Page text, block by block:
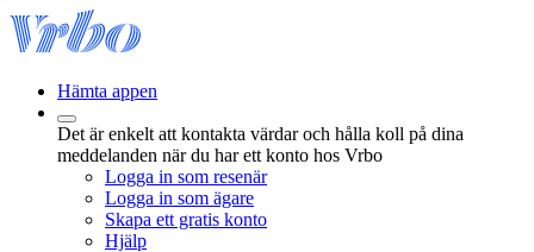
Hämta appen
Det är enkelt att kontakta värdar och hålla koll på dina
meddelanden när du har ett konto hos Vrbo
Logga in som resenär
Logga in som ägare
Skapa ett gratis konto
Hjälp